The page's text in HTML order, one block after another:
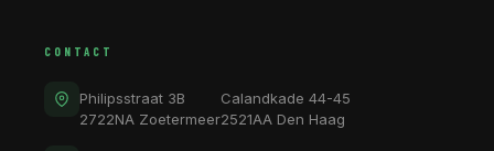
CONTACT
Philipsstraat 3B
2722NA Zoetermeer
Calandkade 44-45
2521AA Den Haag